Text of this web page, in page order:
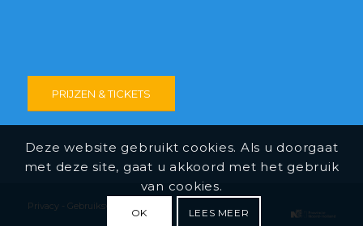
PRIJZEN & TICKETS
Privacy- Gebruiksvoorwaarden
Deze website gebruikt cookies. Als u doorgaat
met deze site, gaat u akkoord met het gebruik
van cookies.
OK LEES MEER